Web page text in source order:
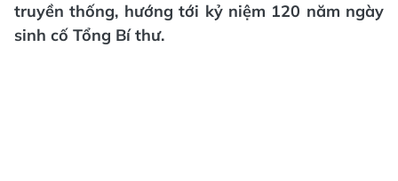
truyền thống, hướng tới kỷ niệm 120 năm ngày
sinh cố Tổng Bí thư.